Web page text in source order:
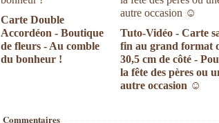
Carte Double
Accordéon - Boutique
de fleurs - Au comble
du bonheur !
Tuto-Vidéo - Carte
fin au grand format
30,5 cm de côté -
la fête des pères ou
autre occasion ☺
Commentaires